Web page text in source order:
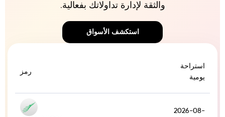
11:15 20:30
Friday
WHEAT
Monday-
رمز
استراحة
يومية
2026-08-
والثقة لإدارة تداولاتك بفعالية.
استكشف الأسواق